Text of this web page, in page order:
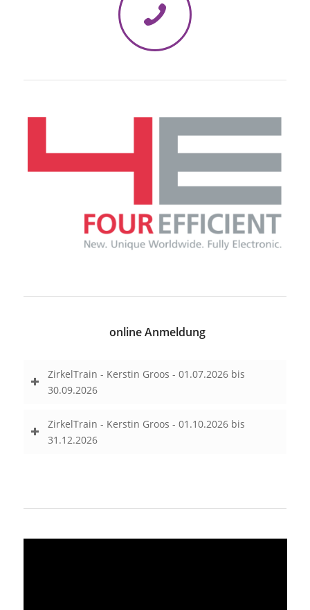
online Anmeldung
ZirkelTrain - Kerstin Groos - 01.07.2026 bis
30.09.2026
ZirkelTrain - Kerstin Groos - 01.10.2026 bis
31.12.2026